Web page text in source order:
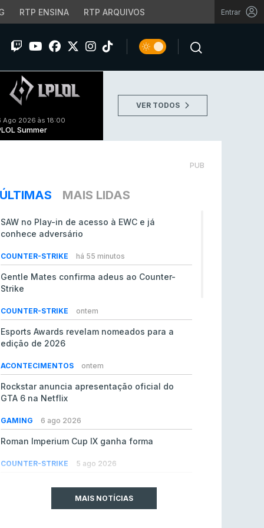
RTP ENSINA RTP ARQUIVOS Entrar
Ago 2026 às 18:00
Summer
VER TODOS
PUB
ÚLTIMAS MAIS LIDAS
SAW no Play-in de acesso à EWC e já
conhece adversário
COUNTER-STRIKE há 55 minutos
Gentle Mates confirma adeus ao Counter-
Strike
COUNTER-STRIKE ontem
Esports Awards revelam nomeados para a
edição de 2026
ACONTECIMENTOS ontem
Rockstar anuncia apresentação oficial do
GTA 6 na Netflix
GAMING 6 ago 2026
Roman Imperium Cup IX ganha forma
COUNTER-STRIKE 5 ago 2026
milhões de dólaresMAIS NOTÍCIAS